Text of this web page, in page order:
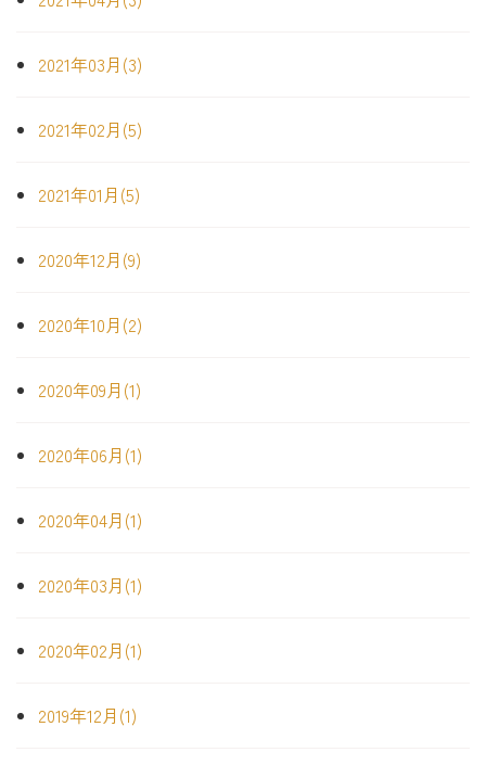
2021年03月(3)
2021年02月(5)
2021年01月(5)
2020年12月(9)
2020年10月(2)
2020年09月(1)
2020年06月(1)
2020年04月(1)
2020年03月(1)
2020年02月(1)
2019年12月(1)